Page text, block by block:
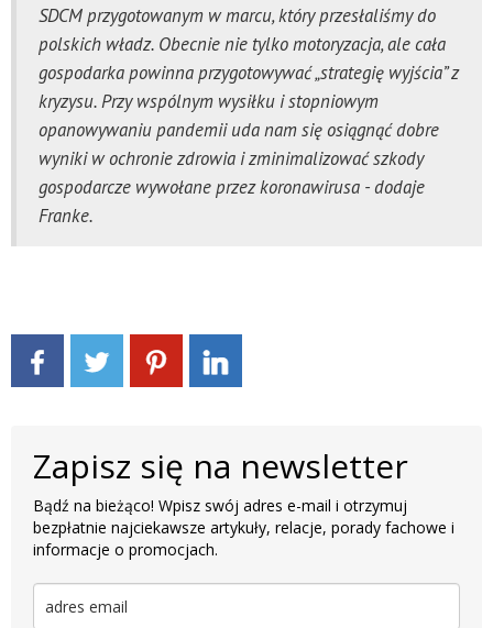
SDCM przygotowanym w marcu, który przesłaliśmy do
polskich władz. Obecnie nie tylko motoryzacja, ale cała
gospodarka powinna przygotowywać „strategię wyjścia” z
kryzysu. Przy wspólnym wysiłku i stopniowym
opanowywaniu pandemii uda nam się osiągnąć dobre
wyniki w ochronie zdrowia i zminimalizować szkody
gospodarcze wywołane przez koronawirusa - dodaje
Franke.
Zapisz się na newsletter
Bądź na bieżąco! Wpisz swój adres e-mail i otrzymuj
bezpłatnie najciekawsze artykuły, relacje, porady fachowe i
informacje o promocjach.